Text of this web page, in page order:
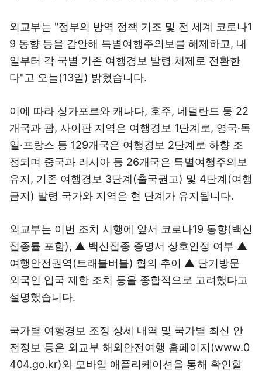
외교부는 "정부의 방역 정책 기조 및 전 세계 코로나1
9 동향 등을 감안해 특별여행주의보를 해제하고, 내
일부터 각 국별 기존 여행경보 발령 체제로 전환한
다"고 오늘(13일) 밝혔습니다.
이에 따라 싱가포르와 캐나다, 호주, 네덜란드 등 22
개국과 괌, 사이판 지역은 여행경보 1단계로, 영국·독
일·프랑스 등 129개국은 여행경보 2단계로 하향 조
정되며 중국과 러시아 등 26개국은 특별여행주의보
유지, 기존 여행경보 3단계(출국권고) 및 4단계(여행
금지) 발령 국가와 지역은 현 단계가 유지됩니다.
외교부는 이번 조치 시행에 앞서 코로나19 동향(백신
접종률 포함), ▲ 백신접종 증명서 상호인정 여부 ▲
여행안전권역(트래블버블) 협의 추이 ▲ 단기방문
외국인 입국 제한 조치 등을 종합적으로 고려했다고
설명했습니다.
국가별 여행경보 조정 상세 내역 및 국가별 최신 안
전정보 등은 외교부 해외안전여행 홈페이지(www.0
404.go.kr)와 모바일 애플리케이션을 통해 확인할